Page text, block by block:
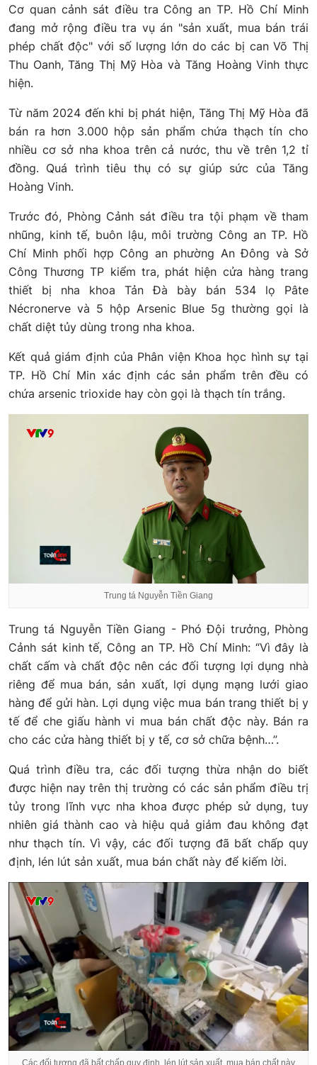
Cơ quan cảnh sát điều tra Công an TP. Hồ Chí Minh
đang mở rộng điều tra vụ án "sản xuất, mua bán trái
phép chất độc" với số lượng lớn do các bị can Võ Thị
Thu Oanh, Tăng Thị Mỹ Hòa và Tăng Hoàng Vinh thực
hiện.
Từ năm 2024 đến khi bị phát hiện, Tăng Thị Mỹ Hòa đã
bán ra hơn 3.000 hộp sản phẩm chứa thạch tín cho
nhiều cơ sở nha khoa trên cả nước, thu về trên 1,2 tỉ
đồng. Quá trình tiêu thụ có sự giúp sức của Tăng
Hoàng Vinh.
Trước đó, Phòng Cảnh sát điều tra tội phạm về tham
nhũng, kinh tế, buôn lậu, môi trường Công an TP. Hồ
Chí Minh phối hợp Công an phường An Đông và Sở
Công Thương TP kiểm tra, phát hiện cửa hàng trang
thiết bị nha khoa Tản Đà bày bán 534 lọ Pâte
Nécronerve và 5 hộp Arsenic Blue 5g thường gọi là
chất diệt tủy dùng trong nha khoa.
Kết quả giám định của Phân viện Khoa học hình sự tại
TP. Hồ Chí Min xác định các sản phẩm trên đều có
chứa arsenic trioxide hay còn gọi là thạch tín trắng.
Trung tá Nguyễn Tiền Giang
Trung tá Nguyễn Tiền Giang - Phó Đội trưởng, Phòng
Cảnh sát kinh tế, Công an TP. Hồ Chí Minh: “Vì đây là
chất cấm và chất độc nên các đối tượng lợi dụng nhà
riêng để mua bán, sản xuất, lợi dụng mạng lưới giao
hàng để gửi hàn. Lợi dụng việc mua bán trang thiết bị y
tế để che giấu hành vi mua bán chất độc này. Bán ra
cho các cửa hàng thiết bị y tế, cơ sở chữa bệnh…”.
Quá trình điều tra, các đối tượng thừa nhận do biết
được hiện nay trên thị trường có các sản phẩm điều trị
tủy trong lĩnh vực nha khoa được phép sử dụng, tuy
nhiên giá thành cao và hiệu quả giảm đau không đạt
như thạch tín. Vì vậy, các đối tượng đã bất chấp quy
định, lén lút sản xuất, mua bán chất này để kiếm lời.
Các đối tượng đã bất chấp quy định, lén lút sản xuất, mua bán chất này